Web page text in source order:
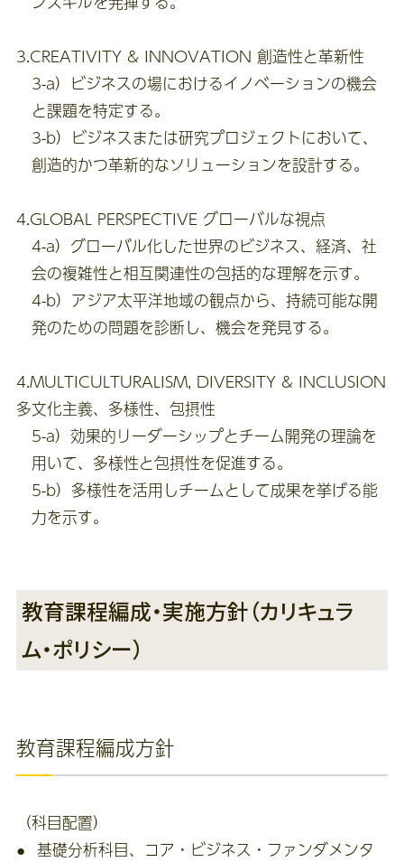
3.CREATIVITY & INNOVATION 創造性と革新性
3-a）ビジネスの場におけるイノベーションの機会
と課題を特定する。
3-b）ビジネスまたは研究プロジェクトにおいて、
創造的かつ革新的なソリューションを設計する。
4.GLOBAL PERSPECTIVE グローバルな視点
4-a）グローバル化した世界のビジネス、経済、社
会の複雑性と相互関連性の包括的な理解を示す。
4-b）アジア太平洋地域の観点から、持続可能な開
発のための問題を診断し、機会を発見する。
4.MULTICULTURALISM, DIVERSITY & INCLUSION
多文化主義、多様性、包摂性
5-a）効果的リーダーシップとチーム開発の理論を
用いて、多様性と包摂性を促進する。
5-b）多様性を活用しチームとして成果を挙げる能
力を示す。
教育課程編成・実施方針（カリキュラ
ム・ポリシー）
教育課程編成方針
（科目配置）
基礎分析科目、コア・ビジネス・ファンダメンタ